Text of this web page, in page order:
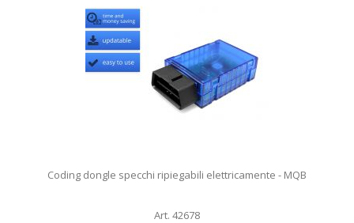
Coding dongle specchi ripiegabili elettricamente - MQB
Art. 42678